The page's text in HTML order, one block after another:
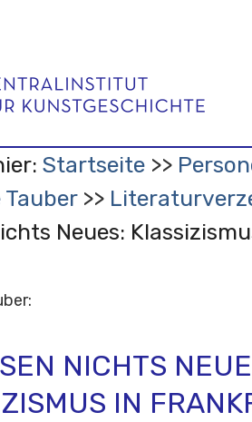
Startseite
Neues:
NICHTS
IN